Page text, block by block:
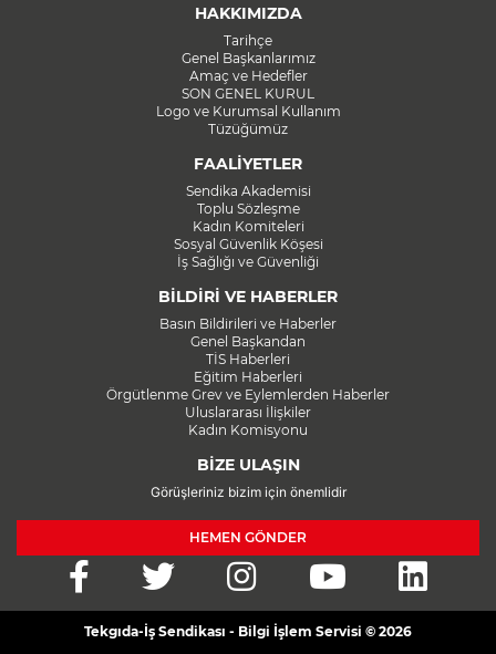
HAKKIMIZDA
Tarihçe
Genel Başkanlarımız
Amaç ve Hedefler
SON GENEL KURUL
Logo ve Kurumsal Kullanım
Tüzüğümüz
FAALİYETLER
Sendika Akademisi
Toplu Sözleşme
Kadın Komiteleri
Sosyal Güvenlik Köşesi
İş Sağlığı ve Güvenliği
BİLDİRİ VE HABERLER
Basın Bildirileri ve Haberler
Genel Başkandan
TİS Haberleri
Eğitim Haberleri
Örgütlenme Grev ve Eylemlerden Haberler
Uluslararası İlişkiler
Kadın Komisyonu
BİZE ULAŞIN
Görüşleriniz bizim için önemlidir
HEMEN GÖNDER
Tekgıda-İş Sendikası - Bilgi İşlem Servisi © 2026